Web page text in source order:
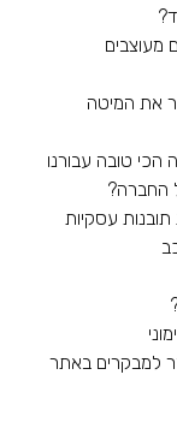
מעוצבים
את המיטה
הכי טובה עבורנו
החברה?
למבקרים באתר